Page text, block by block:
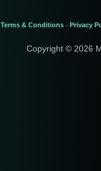
Terms & Conditions - Privacy
Copyright © 2026